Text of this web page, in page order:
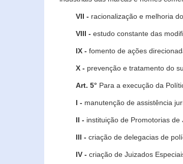
VII - racionalização e melhoria
VIII - estudo constante das
IX - fomento de ações
X - prevenção e tratamento do
Art. 5° Para a execução da
I - manutenção de assistência
II - instituição de Promotorias
III - criação de delegacias de
IV - criação de Juizados